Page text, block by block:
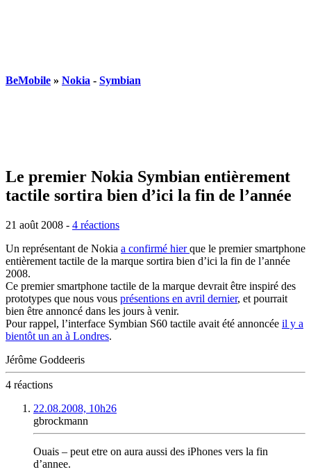
BeMobile » Nokia - Symbian
Le premier Nokia Symbian entièrement
tactile sortira bien d’ici la fin de l’année
21 août 2008 - 4 réactions
Un représentant de Nokia a confirmé hierque le premier smartphone
entièrement tactile de la marque sortira bien d’ici la fin de l’année
2008.
Ce premier smartphone tactile de la marque devrait être inspiré des
prototypes que nous vous présentions en avril dernier, et pourrait
bien être annoncé dans les jours à venir.
Pour rappel, l’interface Symbian S60 tactile avait été annoncée il y a
bientôt un an à Londres.
Jérôme Goddeeris
4 réactions
22.08.2008, 10h26
gbrockmann
Ouais – peut etre on aura aussi des iPhones vers la fin
d’annee.